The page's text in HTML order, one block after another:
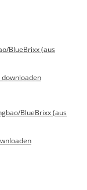
BlueBrixx (aus
downloaden
BlueBrixx (aus